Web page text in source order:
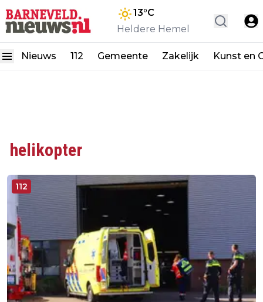
13°C
Heldere Hemel
Nieuws 112 Gemeente Zakelijk Kunst en
helikopter
112